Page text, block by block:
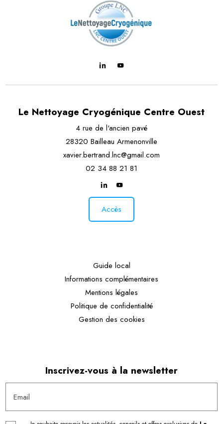
Le Nettoyage Cryogénique Centre Ouest
4 rue de l'ancien pavé
28320 Bailleau Armenonville
xavier.bertrand.lnc@gmail.com
02 34 88 21 81
Accès
Guide local
Informations complémentaires
Mentions légales
Politique de confidentialité
Gestion des cookies
Inscrivez-vous à la newsletter
Email